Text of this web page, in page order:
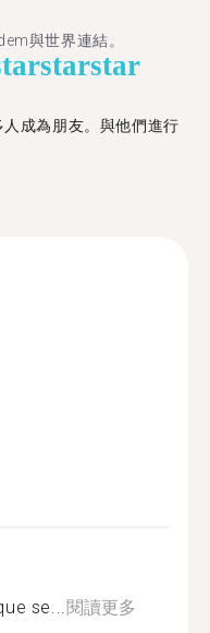
與世界連結。
starstar
成為朋友。與他們進行
se...閱讀更多